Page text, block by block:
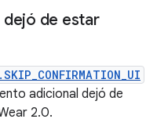
dejó de estar
adicional dejó de
2.0.